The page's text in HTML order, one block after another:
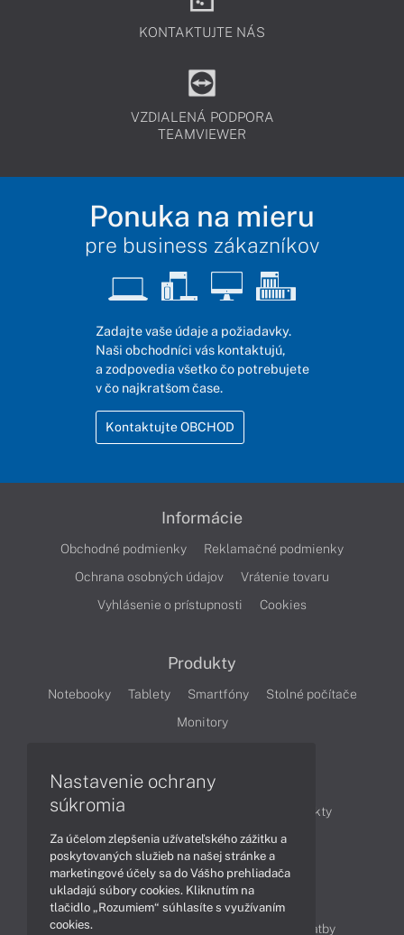
KONTAKTUJTE NÁS
VZDIALENÁ PODPORA
TEAMVIEWER
Ponuka na mieru
pre business zákazníkov
Zadajte vaše údaje a požiadavky.
Naši obchodníci vás kontaktujú,
a zodpovedia všetko čo potrebujete
v čo najkratšom čase.
Kontaktujte OBCHOD
Informácie
Obchodné podmienky
Reklamačné podmienky
Ochrana osobných údajov
Vrátenie tovaru
Vyhlásenie o prístupnosti
Cookies
Produkty
Notebooky Tablety Smartfóny
Stolné počítače
Monitory
Články
Obchodné informácie
Produkty
Technológie
Videá
Obsah
Ako nakupovať Možnosti doručenia a platby
Nastavenie ochrany
súkromia
Za účelom zlepšenia užívateľského zážitku a
poskytovaných služieb na našej stránke a
marketingové účely sa do Vášho prehliadača
ukladajú súbory cookies. Kliknutím na
tlačidlo „Rozumiem“ súhlasíte s využívaním
cookies.